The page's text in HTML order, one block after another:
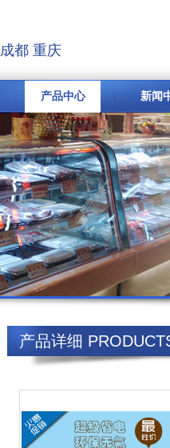
成都 重庆
产品中心 新闻
产品详细